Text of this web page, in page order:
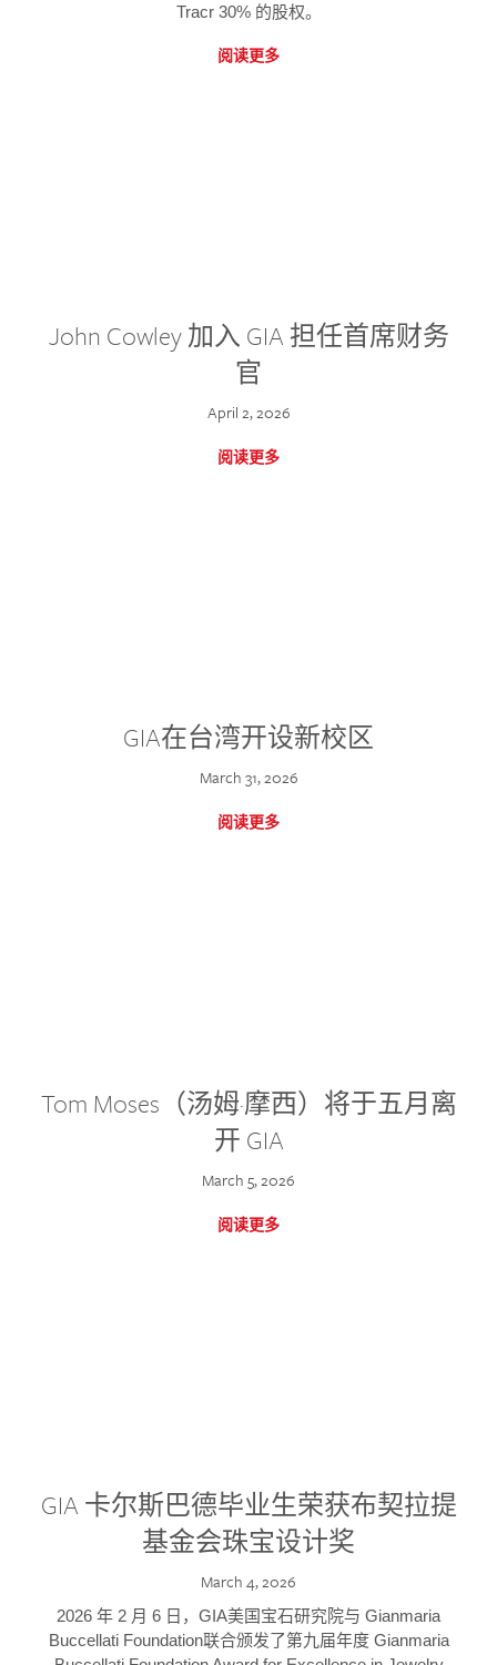
Tracr 30% 的股权。
阅读更多
John Cowley 加入 GIA 担任首席财务
官
April 2, 2026
阅读更多
GIA在台湾开设新校区
March 31, 2026
阅读更多
Tom Moses（汤姆·摩西）将于五月离
开 GIA
March 5, 2026
阅读更多
GIA 卡尔斯巴德毕业生荣获布契拉提
基金会珠宝设计奖
March 4, 2026
2026 年 2 月 6 日，GIA美国宝石研究院与 Gianmaria
Buccellati Foundation联合颁发了第九届年度 Gianmaria